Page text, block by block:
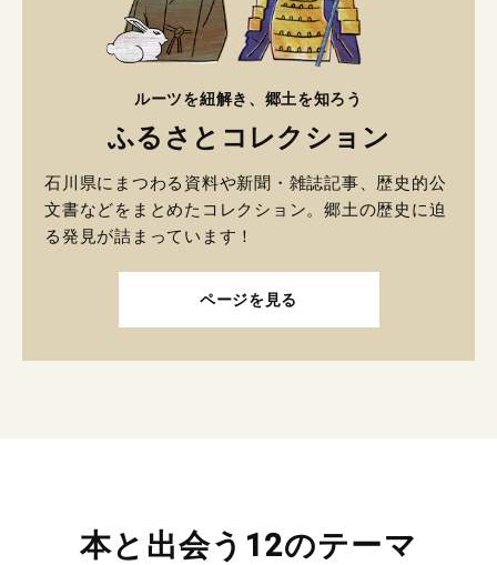
ルーツを紐解き、郷土を知ろう
ふるさとコレクション
石川県にまつわる資料や新聞・雑誌記事、歴史的公
文書などをまとめたコレクション。郷土の歴史に迫
る発見が詰まっています！
ページを見る
本と出会う12のテーマ